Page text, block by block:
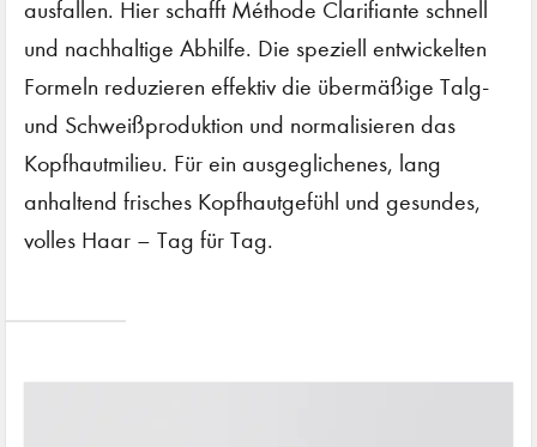
ausfallen. Hier schafft Méthode Clarifiante schnell
und nachhaltige Abhilfe. Die speziell entwickelten
Formeln reduzieren effektiv die übermäßige Talg-
und Schweißproduktion und normalisieren das
Kopfhautmilieu. Für ein ausgeglichenes, lang
anhaltend frisches Kopfhautgefühl und gesundes,
volles Haar – Tag für Tag.